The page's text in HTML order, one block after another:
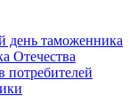
день таможенника
Отечества
потребителей